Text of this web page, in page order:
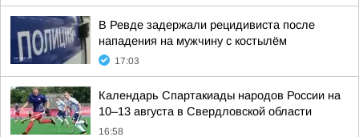
В Ревде задержали рецидивиста после
нападения на мужчину с костылём
17:03
Календарь Спартакиады народов России на
10–13 августа в Свердловской области
16:58